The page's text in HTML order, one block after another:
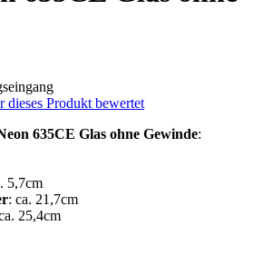
dieses Produkt bewertet
635CE Glas ohne Gewinde:
5,7cm
: ca. 21,7cm
25,4cm